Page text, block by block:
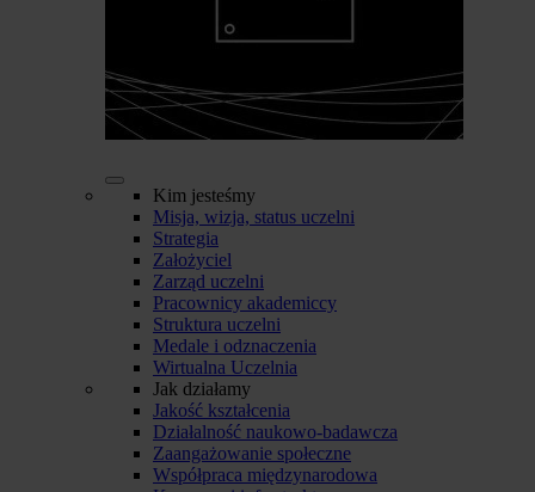
Kim jesteśmy
Misja, wizja, status uczelni
Strategia
Założyciel
Zarząd uczelni
Pracownicy akademiccy
Struktura uczelni
Medale i odznaczenia
Wirtualna Uczelnia
Jak działamy
Jakość kształcenia
Działalność naukowo-badawcza
Zaangażowanie społeczne
Współpraca międzynarodowa